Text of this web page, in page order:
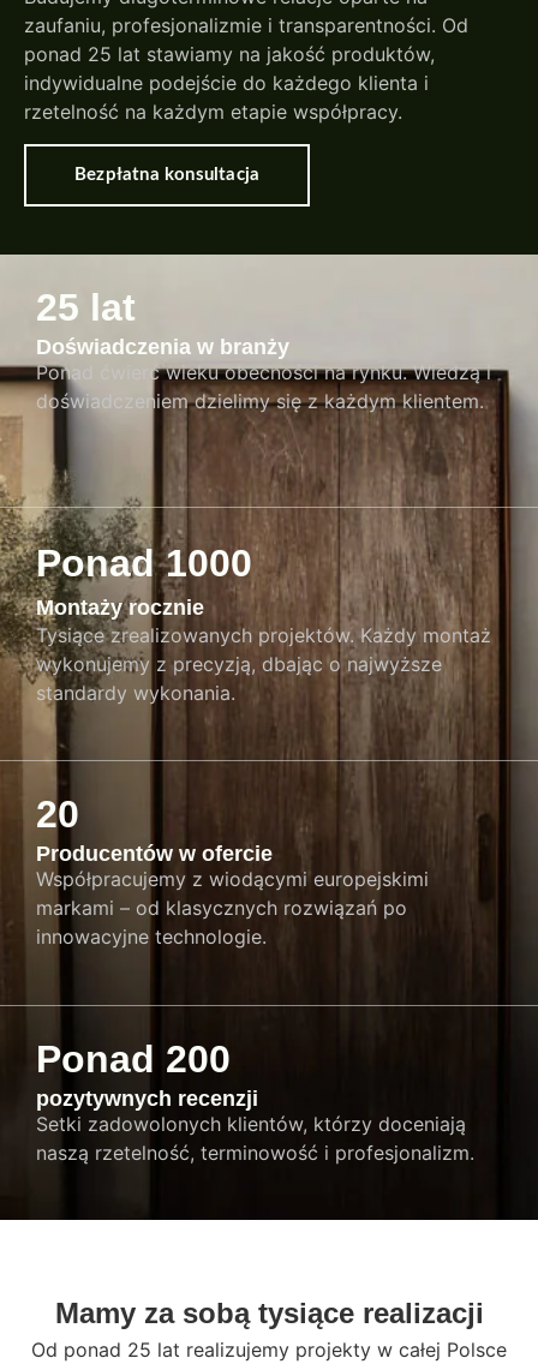
zaufaniu, profesjonalizmie i transparentności. Od
ponad 25 lat stawiamy na jakość produktów,
indywidualne podejście do każdego klienta i
rzetelność na każdym etapie współpracy.
Bezpłatna konsultacja
25 lat
Doświadczenia w branży
Ponad ćwierć wieku obecności na rynku. Wiedzą i
doświadczeniem dzielimy się z każdym klientem.
Ponad 1000
Montaży rocznie
Tysiące zrealizowanych projektów. Każdy montaż
wykonujemy z precyzją, dbając o najwyższe
standardy wykonania.
20
Producentów w ofercie
Współpracujemy z wiodącymi europejskimi
markami – od klasycznych rozwiązań po
innowacyjne technologie.
Ponad 200
pozytywnych recenzji
Setki zadowolonych klientów, którzy doceniają
naszą rzetelność, terminowość i profesjonalizm.
Mamy za sobą tysiące realizacji
Od ponad 25 lat realizujemy projekty w całej Polsce